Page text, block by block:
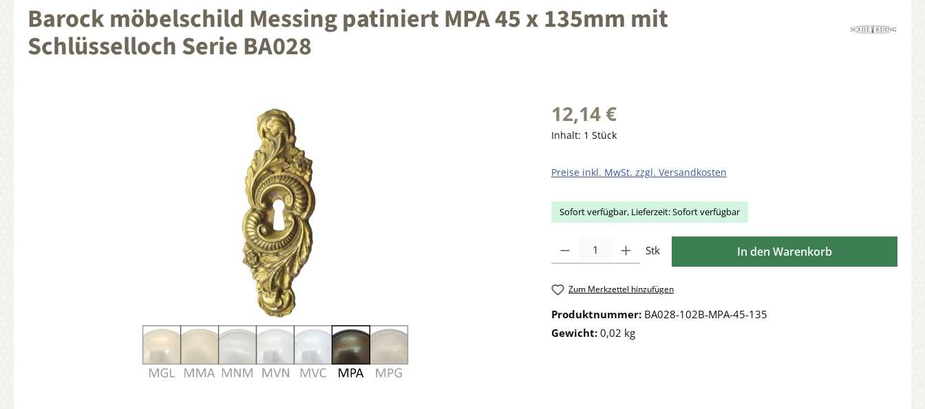
Barock möbelschild Messing patiniert MPA 45 x 135mm mit
Schlüsselloch Serie BA028
12,14 €
Inhalt: 1 Stück
Preise inkl. MwSt. zzgl. Versandkosten
Sofort verfügbar, Lieferzeit: Sofort verfügbar
Stk In den Warenkorb
Zum Merkzettel hinzufügen
Produktnummer: BA028-102B-MPA-45-135
Gewicht: 0,02 kg